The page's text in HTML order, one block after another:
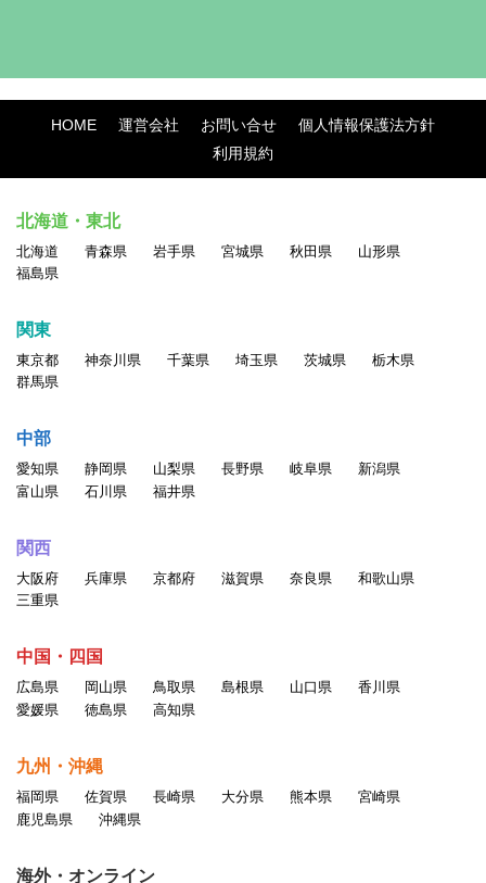
HOME 運営会社 お問い合せ
個人情報保護法方針
利用規約
北海道・東北
北海道 青森県 岩手県 宮城県 秋田県
山形県
福島県
関東
東京都 神奈川県 千葉県 埼玉県 茨城県
栃木県
群馬県
中部
愛知県 静岡県 山梨県 長野県 岐阜県
新潟県
富山県
石川県 福井県
関西
大阪府 兵庫県 京都府 滋賀県 奈良県
和歌山県
三重県
中国・四国
広島県 岡山県 鳥取県 島根県 山口県
香川県
愛媛県
徳島県 高知県
九州・沖縄
福岡県 佐賀県 長崎県 大分県 熊本県
宮崎県
鹿児島県
沖縄県
海外・オンライン